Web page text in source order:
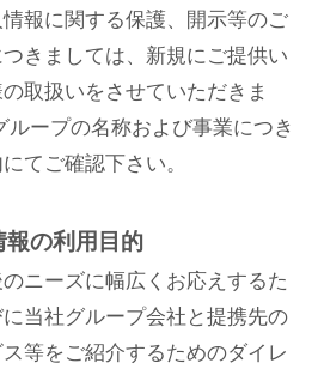
報に関する保護、開示等のご
きましては、新規にご提供い
取扱いをさせていただきま
ループの名称および事業につき
てご確認下さい。
報の利用目的
ニーズに幅広くお応えするた
当社グループ会社と提携先の
等をご紹介するためのダイレ
してください
ア 日時